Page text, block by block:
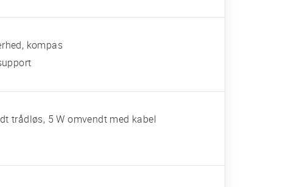
kompas
trådløs, 5 W omvendt med kabel